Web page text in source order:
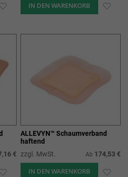
ZUR IN DEN WARENKORB ZUR
€
ZUR
ALLEVYN™ Schaumverband
haftend
zzgl. MwSt.
Ab 174,53 €
IN DEN WARENKORB ZUR